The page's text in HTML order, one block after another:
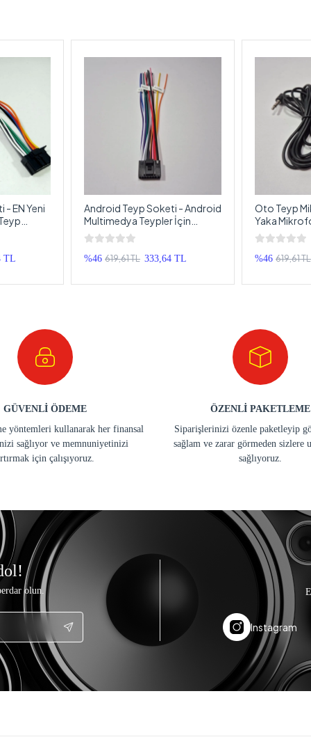
- EN Yeni
TL
Android Teyp Soketi - Android
Multimedya Teypler İçin
Universal Teyp Soketi -
Android Oem Double Teyp
Soketi
%46 619,61 TL 333,64 TL
Oto Teyp
Yaka
Teyplere de
Mikrofonu
%46 619,61 TL
GÜVENLİ ÖDEME
yöntemleri kullanarak her finansal
sağlıyor ve memnuniyetinizi
için çalışıyoruz.
ÖZENLİ PAKETLEME
Siparişlerinizi özenle paketleyip
sağlam ve zarar görmeden sizlere
sağlıyoruz.
olun.
Instagram